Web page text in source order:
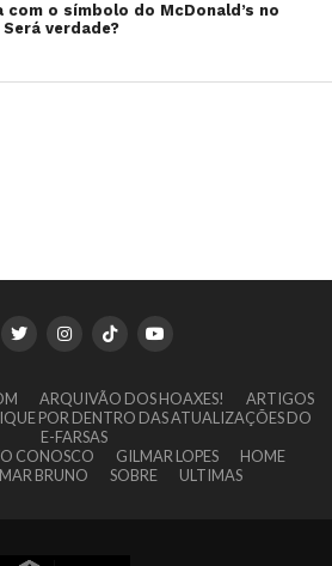
com o símbolo do McDonald’s no
verdade?
ARQUIVÃO DOS HOAXES!
ARTIGOS
POR DENTRO DAS ATUALIZAÇÕES DO
E-FARSAS
CONOSCO
GILMAR LOPES
HOME
BRUNO SOBRE ULTIMAS